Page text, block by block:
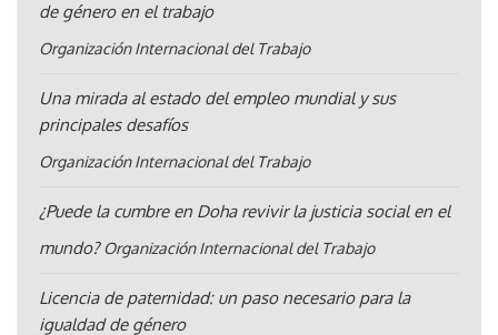
de género en el trabajo
Organización Internacional del Trabajo
Una mirada al estado del empleo mundial y sus
principales desafíos
Organización Internacional del Trabajo
¿Puede la cumbre en Doha revivir la justicia social en el
mundo? Organización Internacional del Trabajo
Licencia de paternidad: un paso necesario para la
igualdad de género